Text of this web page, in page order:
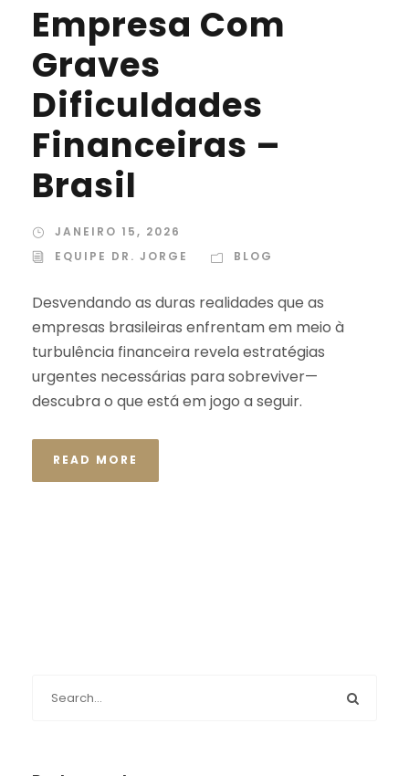
Empresa Com
Graves
Dificuldades
Financeiras –
Brasil
JANEIRO 15, 2026
EQUIPE DR. JORGE
BLOG
Desvendando as duras realidades que as
empresas brasileiras enfrentam em meio à
turbulência financeira revela estratégias
urgentes necessárias para sobreviver—
descubra o que está em jogo a seguir.
READ MORE